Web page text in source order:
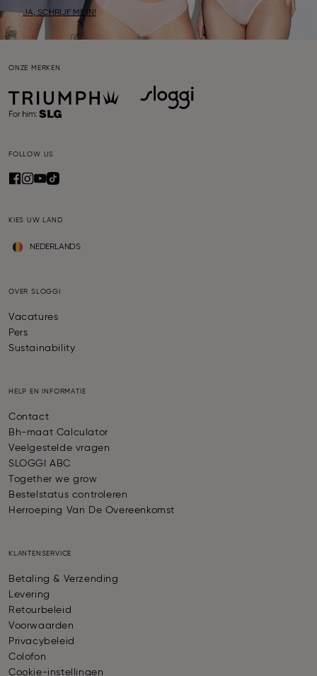
JA, SCHRIJF ME IN!
ONZE MERKEN
FOLLOW US
KIES UW LAND
NEDERLANDS
OVER SLOGGI
Vacatures
Pers
Sustainability
HELP EN INFORMATIE
Contact
Bh-maat Calculator
Veelgestelde vragen
SLOGGI ABC
Together we grow
Bestelstatus controleren
Herroeping Van De Overeenkomst
KLANTENSERVICE
Betaling & Verzending
Levering
Retourbeleid
Voorwaarden
Privacybeleid
Colofon
Cookie-instellingen